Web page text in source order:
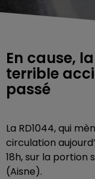
En cause,
terrible
passé
La RD1044, qui
circulation
18h, sur la portion
(Aisne).